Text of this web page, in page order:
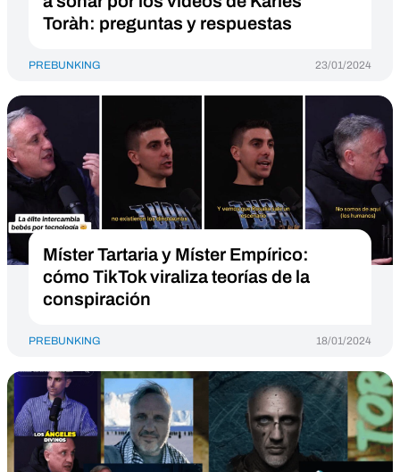
Toràh: preguntas y respuestas
PREBUNKING 23/01/2024
Míster Tartaria y Míster Empírico:
cómo TikTok viraliza teorías de la
conspiración
PREBUNKING 18/01/2024